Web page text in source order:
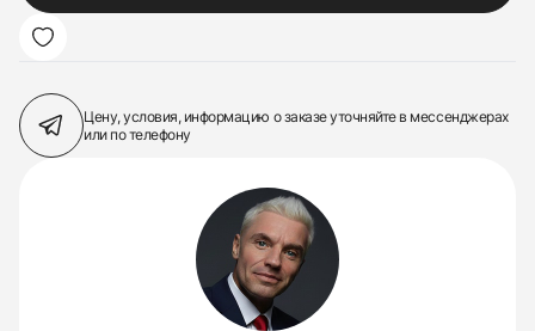
Цену, условия, информацию о заказеуточняйте в мессенджерах
или по телефону